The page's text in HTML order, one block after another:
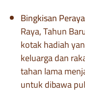
Bingkisan
Raya, Tahun
kotak hadiah
keluarga dan
tahan lama
untuk dibawa